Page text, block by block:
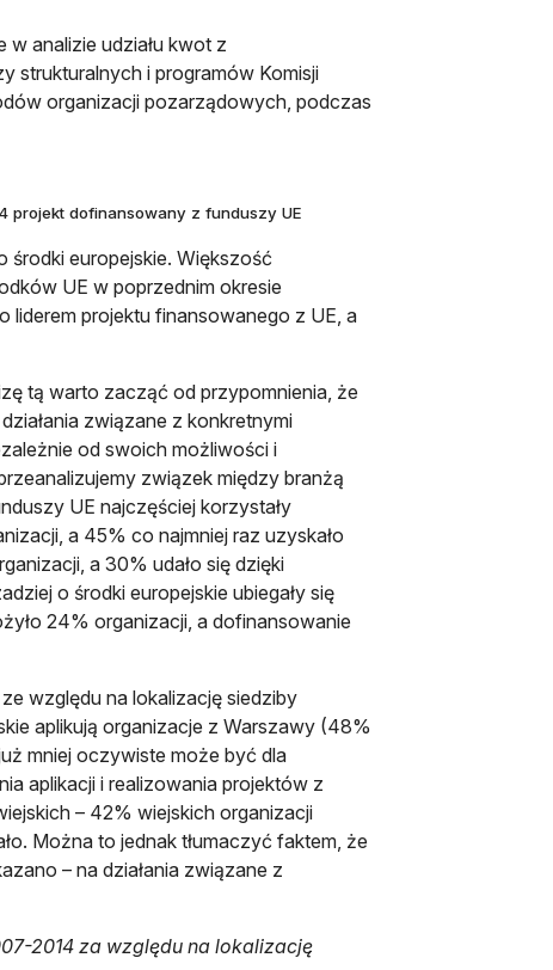
analizie udziału kwot z
strukturalnych i programów Komisji
organizacji pozarządowych, podczas
projekt dofinansowany z funduszy UE
europejskie. Większość
UE w poprzednim okresie
liderem projektu finansowanego z UE, a
tą warto zacząć od przypomnienia, że
związane z konkretnymi
od swoich możliwości i
związek między branżą
UE najczęściej korzystały
a 45% co najmniej raz uzyskało
a 30% udało się dzięki
o środki europejskie ubiegały się
24% organizacji, a dofinansowanie
względu na lokalizację siedziby
aplikują organizacje z Warszawy (48%
mniej oczywiste może być dla
aplikacji i realizowania projektów z
– 42% wiejskich organizacji
Można to jednak tłumaczyć faktem, że
– na działania związane z
2014 za względu na lokalizację